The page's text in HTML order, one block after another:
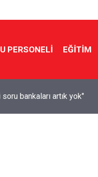
PERSONELİ EĞİTİM
bankaları artık yok"